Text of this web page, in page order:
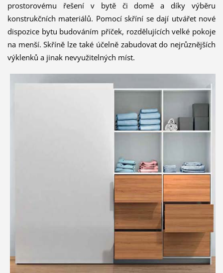
prostorovému řešení v bytě či domě a díky výběru
konstrukčních materiálů. Pomocí skříní se dají utvářet nové
dispozice bytu budováním příček, rozdělujících velké pokoje
na menší. Skříně lze také účelně zabudovat do nejrůznějších
výklenků a jinak nevyužitelných míst.